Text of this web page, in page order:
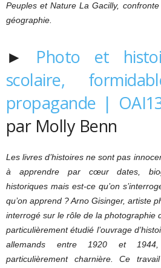
Peuples et Nature La Gacilly,
géographie.
► Photo et
scolaire,
propagande |
par Molly Benn
Les livres d’histoires ne sont pas
à apprendre par cœur dates,
historiques mais est-ce qu’on
qu’on apprend ? Arno Gisinger, artiste
interrogé sur le rôle de la photographie
particulièrement étudié l’ouvrage
allemands entre 1920 et
particulièrement charnière. Ce